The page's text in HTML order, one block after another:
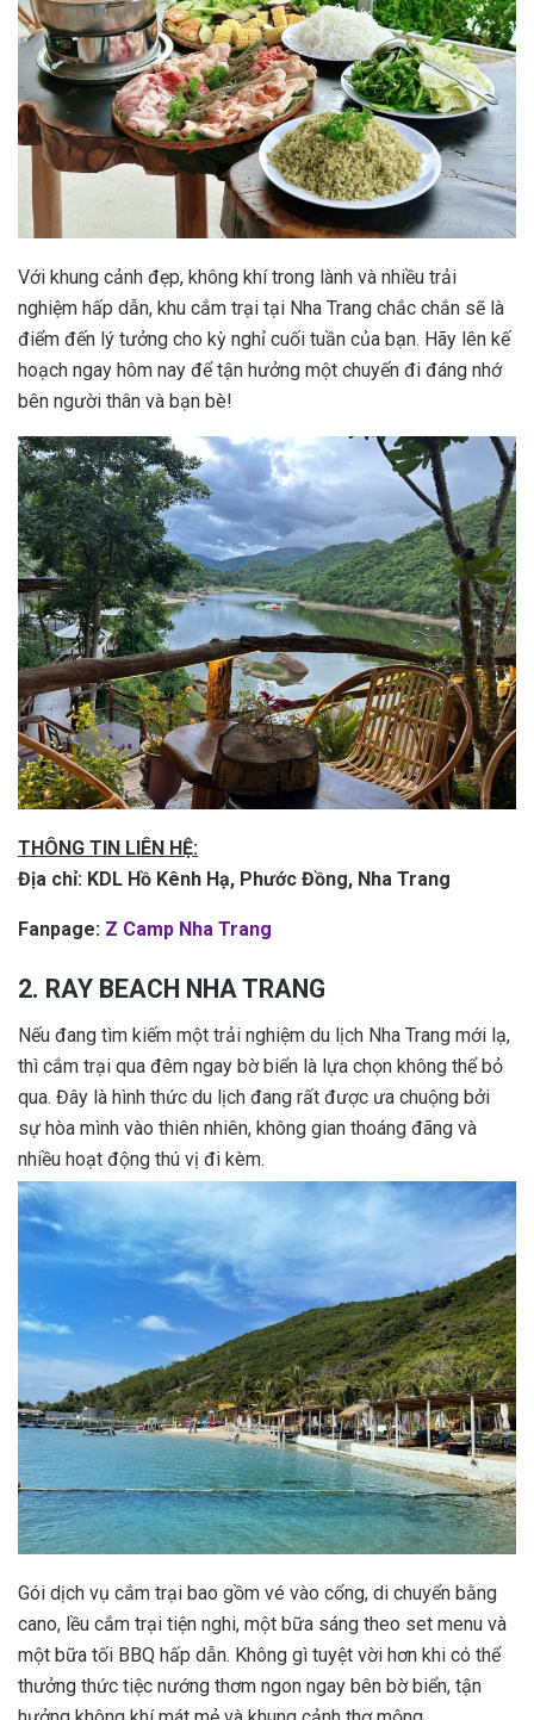
Với khung cảnh đẹp, không khí trong lành và nhiều trải
nghiệm hấp dẫn, khu cắm trại tại Nha Trang chắc chắn sẽ là
điểm đến lý tưởng cho kỳ nghỉ cuối tuần của bạn. Hãy lên kế
hoạch ngay hôm nay để tận hưởng một chuyến đi đáng nhớ
bên người thân và bạn bè!
THÔNG TIN LIÊN HỆ:
Địa chỉ: KDL Hồ Kênh Hạ, Phước Đồng, Nha Trang
Fanpage: Z Camp Nha Trang
2. RAY BEACH NHA TRANG
Nếu đang tìm kiếm một trải nghiệm du lịch Nha Trang mới lạ,
thì cắm trại qua đêm ngay bờ biển là lựa chọn không thể bỏ
qua. Đây là hình thức du lịch đang rất được ưa chuộng bởi
sự hòa mình vào thiên nhiên, không gian thoáng đãng và
nhiều hoạt động thú vị đi kèm.
Gói dịch vụ cắm trại bao gồm vé vào cổng, di chuyển bằng
cano, lều cắm trại tiện nghi, một bữa sáng theo set menu và
một bữa tối BBQ hấp dẫn. Không gì tuyệt vời hơn khi có thể
thưởng thức tiệc nướng thơm ngon ngay bên bờ biển, tận